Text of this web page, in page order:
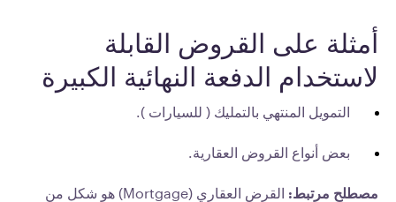
أمثلة على القروض القابلة
لاستخدام الدفعة النهائية الكبيرة
التمويل المنتهي بالتمليك ( للسيارات ).
بعض أنواع القروض العقارية.
مصطلح مرتبط:
القرض العقاري (Mortgage) هو شكل من